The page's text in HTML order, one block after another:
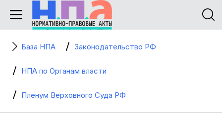
База НПА Законодательство РФ
НПА по Органам власти
Пленум Верховного Суда РФ